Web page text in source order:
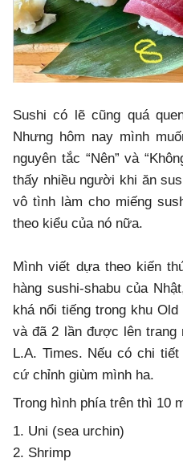
Sushi có lẽ cũng quá
Nhưng hôm nay mình
nguyên tắc “Nên” và
thấy nhiều người khi ăn
vô tình làm cho miếng
theo kiểu của nó nữa.
Mình viết dựa theo kiến
hàng sushi-shabu của
khá nổi tiếng trong khu Old
và đã 2 lần được lên trang
L.A. Times. Nếu có chi
cứ chỉnh giùm mình ha.
Trong hình phía trên thì 10
1. Uni (sea urchin)
2. Shrimp